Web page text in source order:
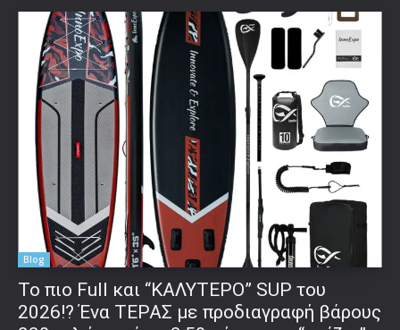
Blog
To πιο Full και “ΚΑΛΥΤΕΡΟ” SUP του
2026!? Ένα ΤΕΡΑΣ με προδιαγραφή βάρους